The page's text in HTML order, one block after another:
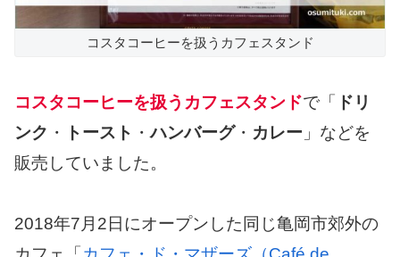
コスタコーヒーを扱うカフェスタンド
コスタコーヒーを扱うカフェスタンドで「
ドリ
ンク ・ トースト ・ハンバーグ・ カレー 」などを
販売していました。
2018年7月2日にオープンした同じ亀岡市郊外の